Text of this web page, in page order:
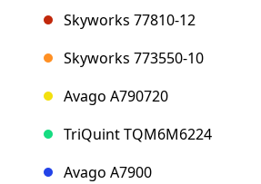
Skyworks 77810-12
Skyworks 773550-10
Avago A790720
TriQuint TQM6M6224
Avago A7900